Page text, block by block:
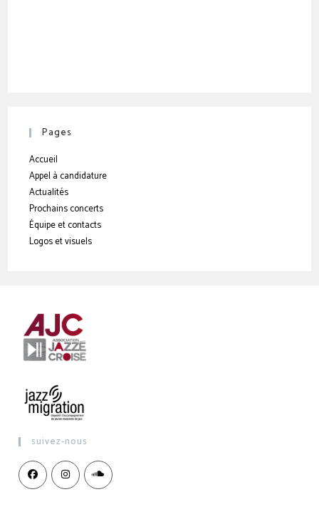
Pages
Accueil
Appel à candidature
Actualités
Prochains concerts
Équipe et contacts
Logos et visuels
suivez-nous